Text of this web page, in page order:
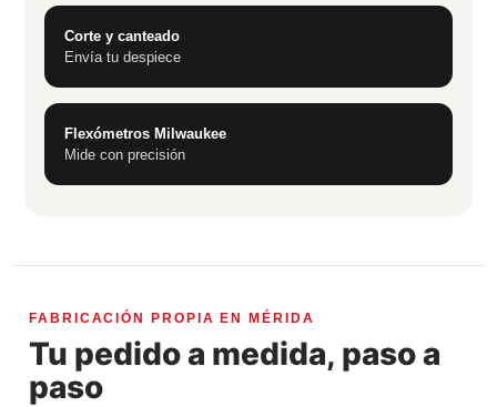
Corte y canteado
Envía tu despiece
Flexómetros Milwaukee
Mide con precisión
FABRICACIÓN PROPIA EN MÉRIDA
Tu pedido a medida, paso a
paso